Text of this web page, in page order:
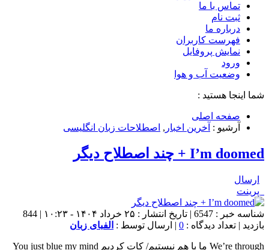
تماس با ما
ثبت نام
درباره ما
فهرست کاربران
نمایش پروفایل
ورود
وضعیت آب و هوا
شما اینجا هستید :
صفحه اصلی
آرشیو : آخرین اخبار , اصطلاحات زبان انگلیسی
I’m doomed + چند اصطلاح دیگر
ارسال
پرینت
شناسه خبر : 6547 | تاریخ انتشار : ۲۵ خرداد ۱۴۰۴ - ۱۰:۲۳ | 844
بازدید | تعداد دیدگاه : 0 | ارسال توسط : الفبای زبان
We’re through ما با هم نیستیم/ کات کردیم You just blue my mind